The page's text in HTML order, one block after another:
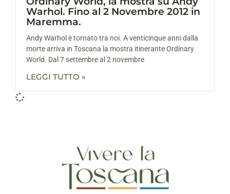
Warhol. Fino al 2 Novembre 2012 in
Maremma.
Andy Warhol è tornato tra noi. A venticinque anni dalla
morte arriva in Toscana la mostra itinerante Ordinary
World. Dal 7 settembre al 2 novembre
LEGGI TUTTO »